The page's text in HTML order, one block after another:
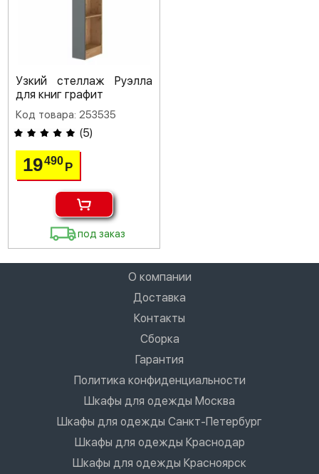
Узкий стеллаж Руэлла
для книг графит
Код товара: 253535
(5)
19490 Р
под заказ
О компании
Доставка
Контакты
Сборка
Гарантия
Политика конфиденциальности
Шкафы для одежды Москва
Шкафы для одежды Санкт-Петербург
Шкафы для одежды Краснодар
Шкафы для одежды Красноярск